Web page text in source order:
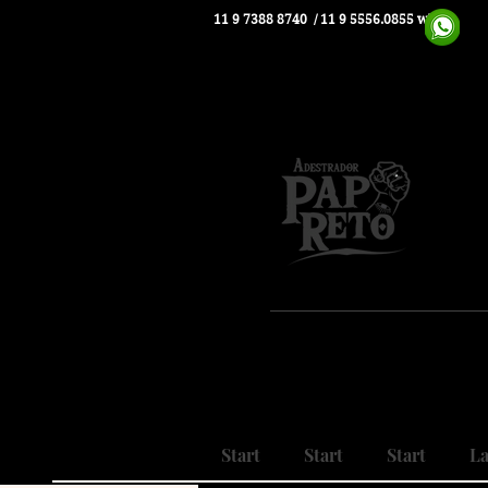
11 9 7388 8740 / 11 9 5556.0855 whats
Start Start Start